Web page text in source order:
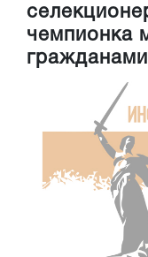
чемпионка